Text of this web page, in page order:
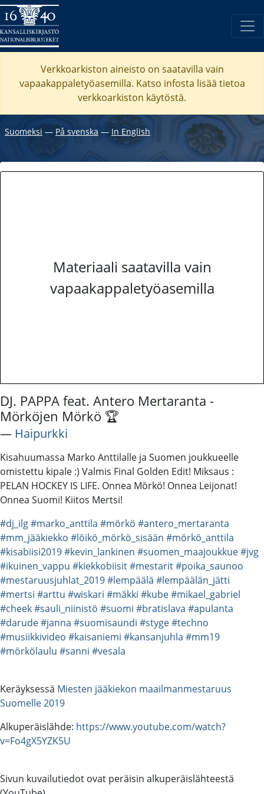
Verkkoarkiston aineisto on saatavilla vain
vapaakappaletyöasemilla. Katso infosta lisää tietoa
verkkoarkiston käytöstä.
Suomeksi ― På svenska ― In English
Materiaali saatavilla vain
vapaakappaletyöasemilla
DJ. PAPPA feat. Antero Mertaranta -
Mörköjen Mörkö 🏆
― Haipurkki
Kisahuumassa Marko Anttilalle ja Suomen joukkueelle
omistettu kipale :) Valmis Final Golden Edit! Miksaus :
PELAN HOCKEY IS LIFE. Onnea Mörkö! Onnea Leijonat!
Onnea Suomi! Kiitos Mertsi!
#dj_ilg#marko_anttila #mörkö #antero_mertaranta
#mm_jääkiekko #löikö_mörkö_sisään #mörkö_anttila
#kisabiisi2019#kevin_lankinen #suomen_maajoukkue#jvg
#ikuinen_vappu #kiekkobiisit#mestarit#poika_saunoo
#mestaruusjuhlat_2019#lempäälä #lempäälän_jätti
#mertsi #arttu #wiskari #mäkki #kube#mikael_gabriel
#cheek#sauli_niinistö #suomi #bratislava #apulanta
#darude#janna #suomisaundi #styge#techno
#musiikkivideo #kaisaniemi #kansanjuhla #mm19
#mörkölaulu #sanni #vesala
Keräyksessä Miesten jääkiekon maailmanmestaruus
Suomelle 2019
Alkuperäislähde: https://www.youtube.com/watch?
v=Fo4gX5YZK5U
Sivun kuvailutiedot ovat peräisin alkuperäislähteestä